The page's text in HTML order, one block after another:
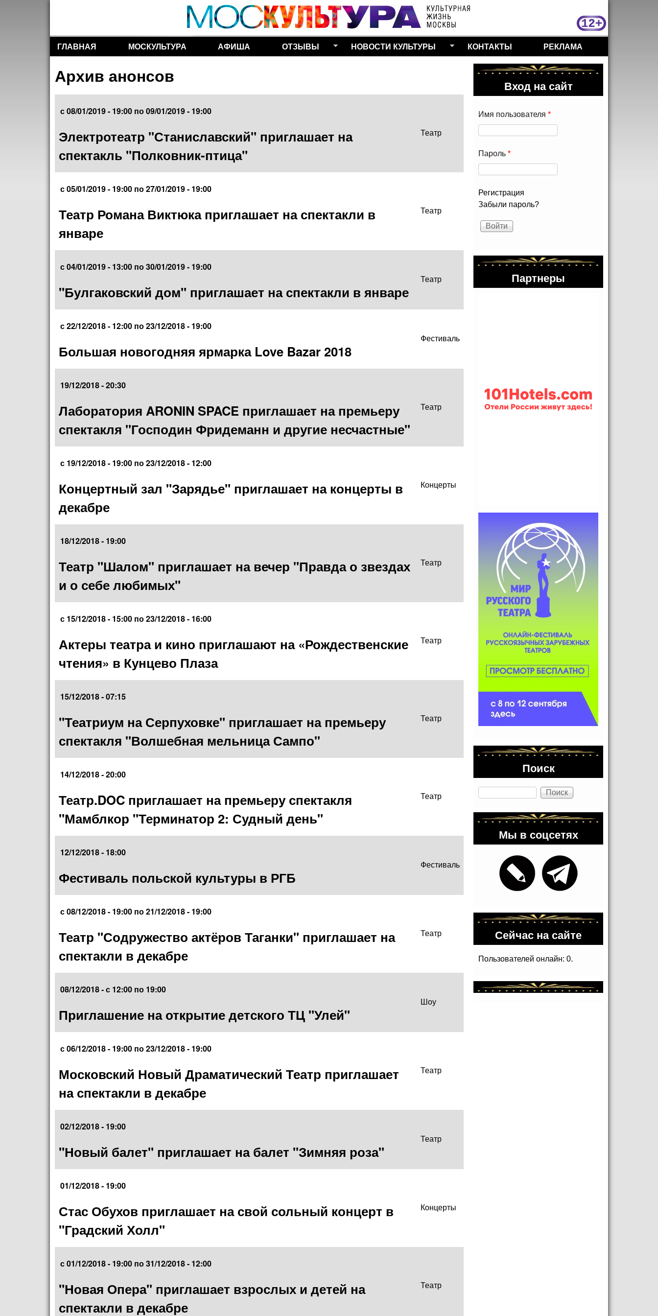
Перейти к основному
содержанию
Разделы сайта
ГЛАВНАЯ МОСКУЛЬТУРА АФИША ОТЗЫВЫ НОВОСТИ КУЛЬТУРЫ КОНТАКТЫ РЕКЛАМА
Архив анонсов
с08/01/2019 - 19:00 по09/01/2019 - 19:00
Электротеатр "Станиславский" приглашает на
спектакль "Полковник-птица"
Театр
с05/01/2019 - 19:00 по27/01/2019 - 19:00
Театр Романа Виктюка приглашает на спектакли в
январе
Театр
с04/01/2019 - 13:00 по30/01/2019 - 19:00
"Булгаковский дом" приглашает на спектакли в январе
Театр
с22/12/2018 - 12:00 по23/12/2018 - 19:00
Большая новогодняя ярмарка Love Bazar 2018
Фестиваль
19/12/2018 - 20:30
Лаборатория ARONIN SPACE приглашает на премьеру
спектакля "Господин Фридеманн и другие несчастные"
Театр
с 19/12/2018 - 19:00 по23/12/2018 - 12:00
Концертный зал "Зарядье" приглашает на концерты в
декабре
Концерты
18/12/2018 - 19:00
Театр "Шалом" приглашает на вечер "Правда о звездах
и о себе любимых"
Театр
с 15/12/2018 - 15:00 по23/12/2018 - 16:00
Актеры театра и кино приглашают на «Рождественские
чтения» в Кунцево Плаза
Театр
15/12/2018 - 07:15
"Театриум на Серпуховке" приглашает на премьеру
спектакля "Волшебная мельница Сампо"
Театр
14/12/2018 - 20:00
Театр.DOC приглашает на премьеру спектакля
"Мамблкор "Терминатор 2: Судный день"
Театр
12/12/2018 - 18:00
Фестиваль польской культуры в РГБ
Фестиваль
с08/12/2018 - 19:00 по21/12/2018 - 19:00
Театр "Содружество актёров Таганки" приглашает на
спектакли в декабре
Театр
08/12/2018 -с 12:00 по 19:00
Приглашение на открытие детского ТЦ "Улей"
Шоу
с06/12/2018 - 19:00 по23/12/2018 - 19:00
Московский Новый Драматический Театр приглашает
на спектакли в декабре
Театр
02/12/2018 - 19:00
"Новый балет" приглашает на балет "Зимняя роза"
Театр
01/12/2018 - 19:00
Стас Обухов приглашает на свой сольный концерт в
"Градский Холл"
Концерты
с01/12/2018 - 19:00 по31/12/2018 - 12:00
"Новая Опера" приглашает взрослых и детей на
спектакли в декабре
Театр
Вход на сайт
Имя пользователя *
Пароль *
Регистрация
Забыли пароль?
Партнеры
Поиск
Поиск
Мы в соцсетях
Сейчас на сайте
Пользователей онлайн: 0.